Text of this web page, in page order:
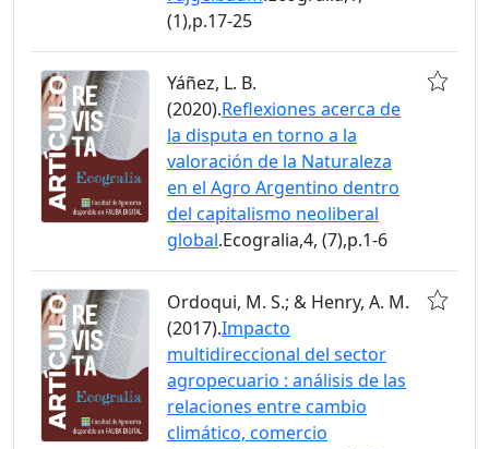
(1),p.17-25
Yáñez, L. B.
(2020).Reflexiones acerca de
la disputa en torno a la
valoración de la Naturaleza
en el Agro Argentino dentro
del capitalismo neoliberal
global.Ecogralia,4, (7),p.1-6
Ordoqui, M. S.; & Henry, A. M.
(2017).Impacto
multidireccional del sector
agropecuario : análisis de las
relaciones entre cambio
climático, comercio